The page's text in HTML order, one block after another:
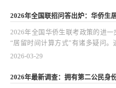
的永居解决方案，适合寻求海外身
全程申请协助，确保流程合规高效。
2026年全国联招问答出炉：华侨生
2026年全国华侨生联考政策的进
“居留时间计算方式”有诸多疑问
答，对华侨生身份认定、居留要求
到家庭移民、资产配置及教育规划
2026-03-29
2026年最新调查：拥有第二公民身